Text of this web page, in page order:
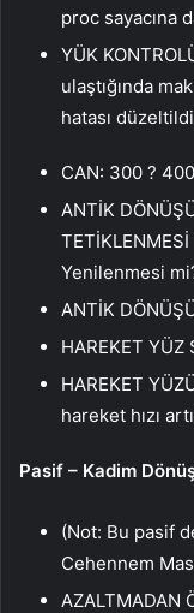
proc sayacına
YÜK
ulaştığında
hatası
CAN: 300 ? 400
ANTİK
Yenilenmesi
ANTİK
HAREKET
HAREKET
hareket hızı
Pasif – Kadim
(Not: Bu pasif
Cehennem
AZALTMADAN